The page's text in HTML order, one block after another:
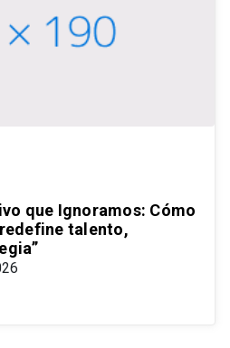
que Ignoramos: Cómo
talento,